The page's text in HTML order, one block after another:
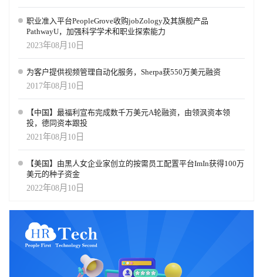
职业准入平台PeopleGrove收购jobZology及其旗舰产品
PathwayU，加强科学学术和职业探索能力
2023年08月10日
为客户提供视频管理自动化服务，Sherpa获550万美元融资
2017年08月10日
【中国】最福利宣布完成数千万美元A轮融资，由领沨资本领
投，德同资本跟投
2021年08月10日
【美国】由黑人女企业家创立的按需员工配置平台ImIn获得100万
美元的种子资金
2022年08月10日